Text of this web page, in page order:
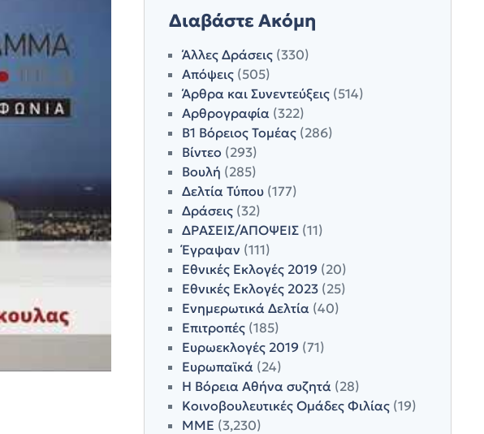
Διαβάστε Ακόμη
Άλλες Δράσεις(330)
Απόψεις(505)
Άρθρα και Συνεντεύξεις(514)
Αρθρογραφία(322)
Β1 Βόρειος Τομέας(286)
Βίντεο (293)
Βουλή (285)
Δελτία Τύπου(177)
Δράσεις(32)
ΔΡΑΣΕΙΣ/ΑΠΟΨΕΙΣ(11)
Έγραψαν (111)
Εθνικές Εκλογές 2019 (20)
Εθνικές Εκλογές 2023(25)
Ενημερωτικά Δελτία(40)
Επιτροπές(185)
Ευρωεκλογές 2019 (71)
Ευρωπαϊκά(24)
Η Βόρεια Αθήνα συζητά(28)
Κοινοβουλευτικές Ομάδες Φιλίας(19)
ΜΜΕ (3,230)